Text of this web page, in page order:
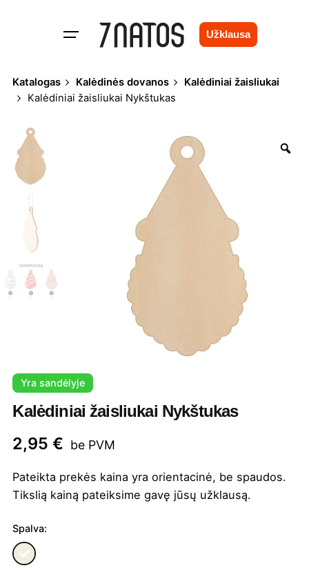
Užklausa
Katalogas Kalėdinės dovanos
Kalėdiniai žaisliukai
Kalėdiniai žaisliukai Nykštukas
Yra sandėlyje
Kalėdiniai žaisliukai Nykštukas
2,95€ be PVM
Pateikta prekės kaina yra orientacinė, be spaudos.
Tikslią kainą pateiksime gavę jūsų užklausą.
Spalva: